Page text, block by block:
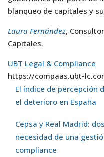
blanqueo de capitales y
Laura Fernández,
Capitales.
UBT Legal & Compliance
https://compaas.ubt-
El índice de percepción
el deterioro en España
Cepsa y Real Madrid:
necesidad de una
compliance